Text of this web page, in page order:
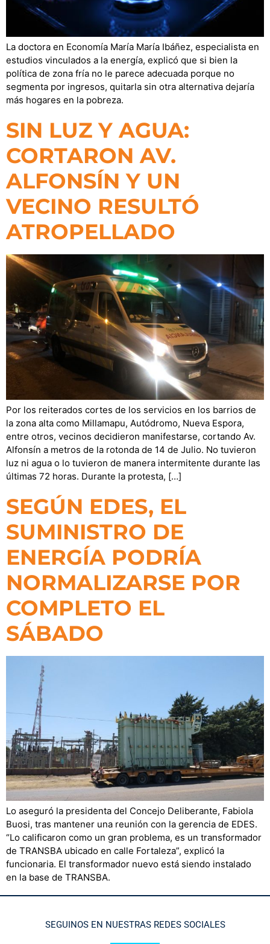
La doctora en Economía María María Ibáñez, especialista en
estudios vinculados a la energía, explicó que si bien la
política de zona fría no le parece adecuada porque no
segmenta por ingresos, quitarla sin otra alternativa dejaría
más hogares en la pobreza.
SIN LUZ Y AGUA:
CORTARON AV.
ALFONSÍN Y UN
VECINO RESULTÓ
ATROPELLADO
Por los reiterados cortes de los servicios en los barrios de
la zona alta como Millamapu, Autódromo, Nueva Espora,
entre otros, vecinos decidieron manifestarse, cortando Av.
Alfonsín a metros de la rotonda de 14 de Julio. No tuvieron
luz ni agua o lo tuvieron de manera intermitente durante las
últimas 72 horas. Durante la protesta, […]
SEGÚN EDES, EL
SUMINISTRO DE
ENERGÍA PODRÍA
NORMALIZARSE POR
COMPLETO EL
SÁBADO
Lo aseguró la presidenta del Concejo Deliberante, Fabiola
Buosi, tras mantener una reunión con la gerencia de EDES.
“Lo calificaron como un gran problema, es un transformador
de TRANSBA ubicado en calle Fortaleza”, explicó la
funcionaria. El transformador nuevo está siendo instalado
en la base de TRANSBA.
SEGUINOS EN NUESTRAS REDES SOCIALES